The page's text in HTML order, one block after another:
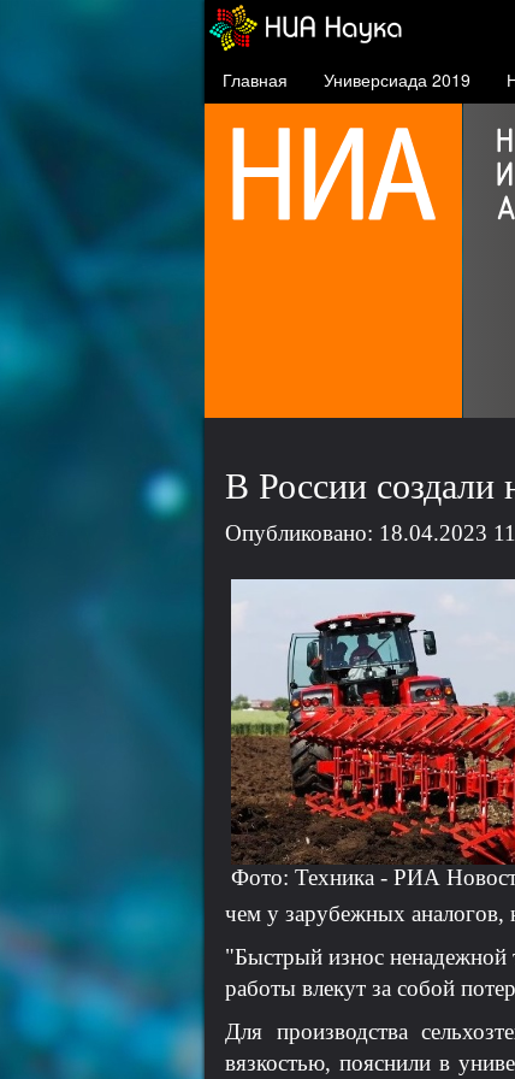
Главная Универсиада 2019
В России создали
Опубликовано: 18.04.2023
Фото: Техника - РИА
чем у зарубежных аналогов,
"Быстрый износ ненадежной
работы влекут за собой
Для производства
вязкостью, пояснили в